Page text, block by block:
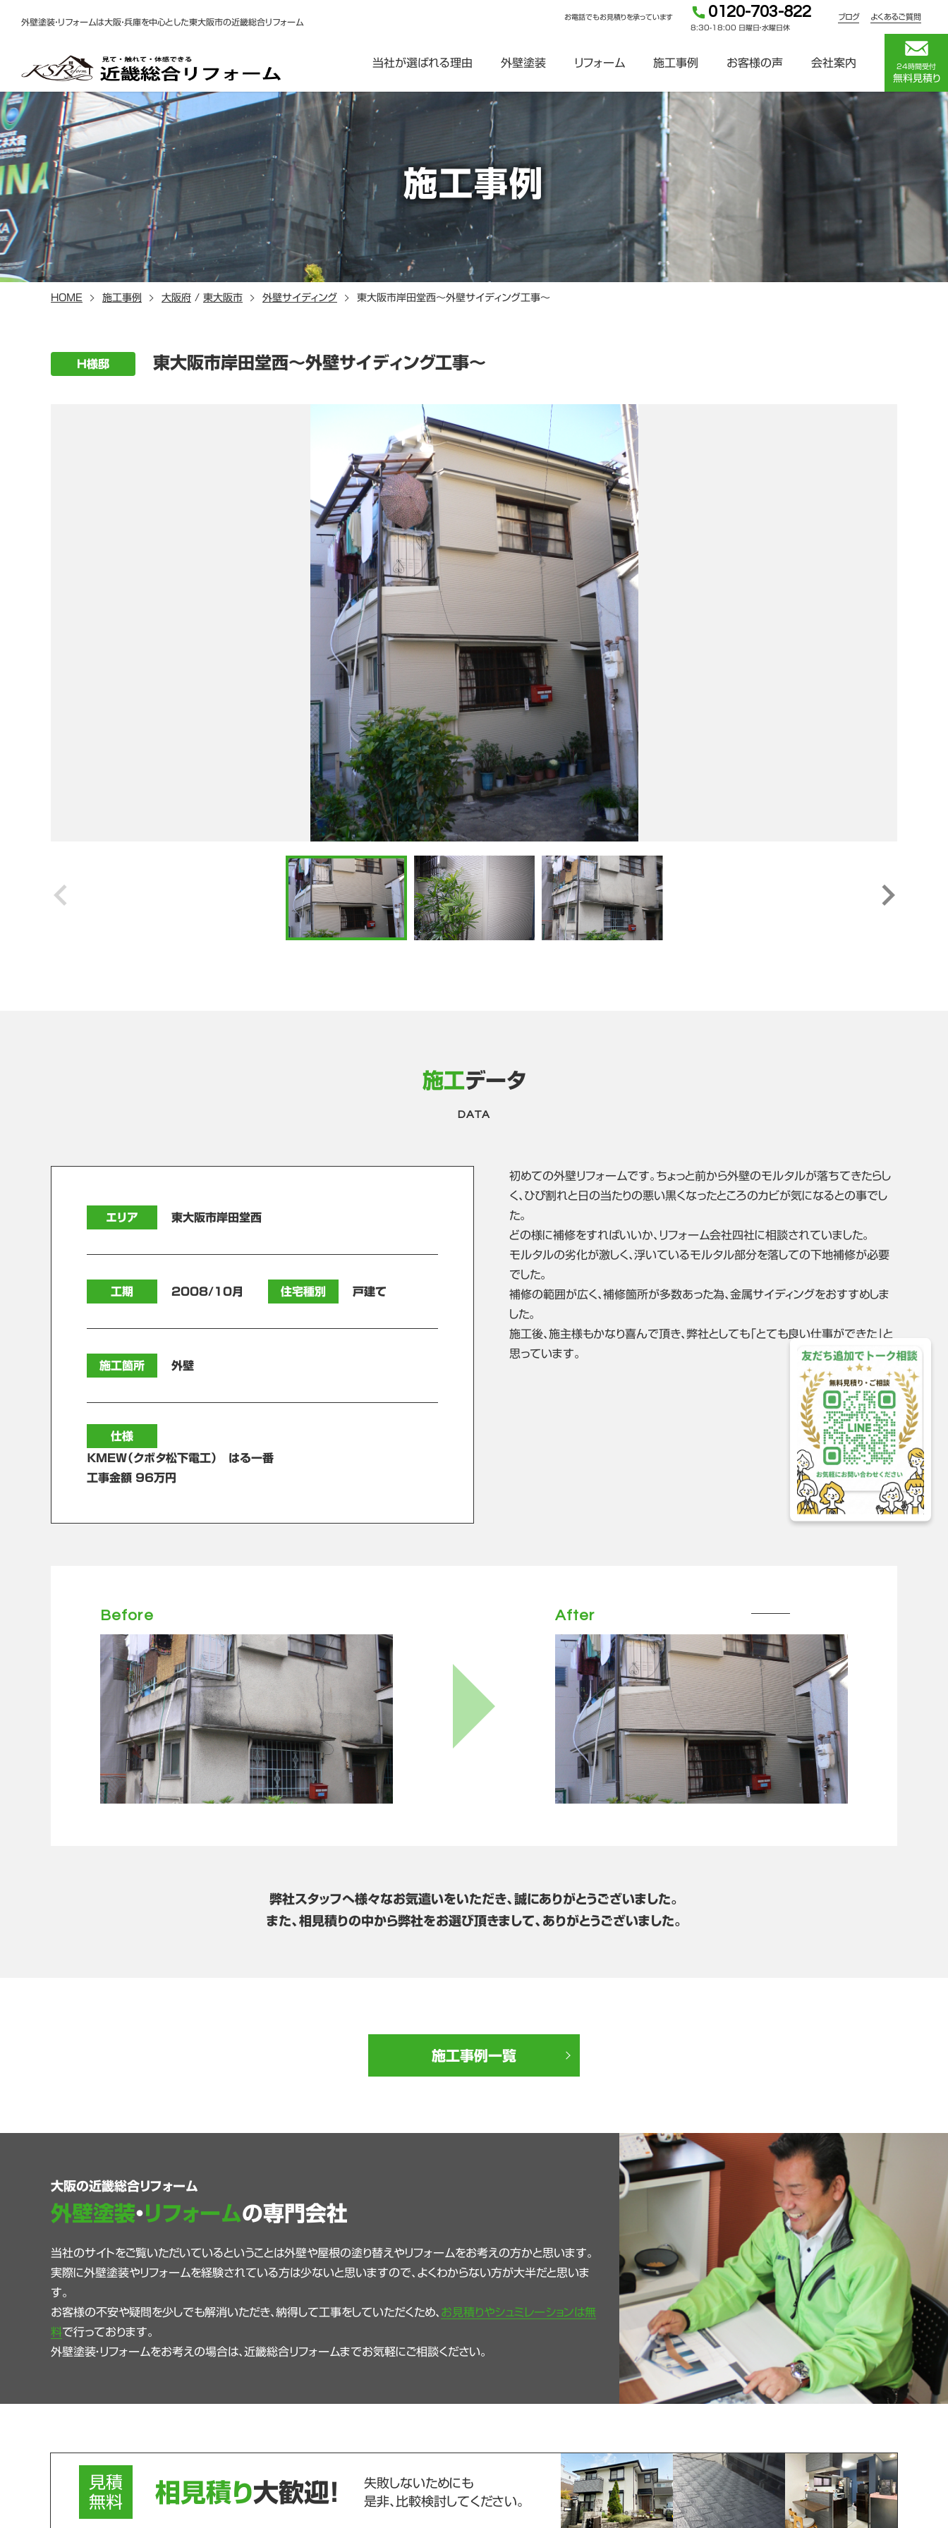
外壁塗装・リフォームは大阪・兵庫を中心とした東大阪市の近畿総合リフォーム
お電話でもお見積りを承っています 0120-703-822
8:30-18:00 日曜日・水曜日休
ブログ よくあるご質問
当社が選ばれる理由 外壁塗装 リフォーム 施工事例 お客様の声 会社案内 24時間受付
無料見積り
施工事例
HOME 施工事例 大阪府 / 東大阪市 外壁サイディング 東大阪市岸田堂西～外壁サイディング工事～
H様邸 東大阪市岸田堂西～外壁サイディング工事～
施工データ
DATA
エリア 東大阪市岸田堂西
工期 2008/10月 住宅種別 戸建て
施工箇所 外壁
仕様
ＫＭＥＷ（クボタ松下電工） はる一番
工事金額 96万円
初めての外壁リフォームです。ちょっと前から外壁のモルタルが落ちてきたらし
く､ひび割れと日の当たりの悪い黒くなったところのカビが気になるとの事でし
た。
どの様に補修をすればいいか､リフォーム会社四社に相談されていました。
モルタルの劣化が激しく、浮いているモルタル部分を落しての下地補修が必要
でした。
補修の範囲が広く､補修箇所が多数あった為、金属サイディングをおすすめしま
した。
施工後､施主様もかなり喜んで頂き､弊社としても「とても良い仕事ができた」と
思っています。
Before After
弊社スタッフへ様々なお気遣いをいただき、誠にありがとうございました。
また、相見積りの中から弊社をお選び頂きまして、ありがとうございました。
施工事例一覧
大阪の近畿総合リフォーム
外壁塗装・リフォームの専門会社
当社のサイトをご覧いただいているということは外壁や屋根の塗り替えやリフォームをお考えの方かと思います。
実際に外壁塗装やリフォームを経験されている方は少ないと思いますので、よくわからない方が大半だと思いま
す。
お客様の不安や疑問を少しでも解消いただき、納得して工事をしていただくため、 お見積りやシュミレーションは無
料で行っております。
外壁塗装・リフォームをお考えの場合は、近畿総合リフォームまでお気軽にご相談ください。
見積
無料
相見積り大歓迎！
失敗しないためにも
是非、比較検討してください。